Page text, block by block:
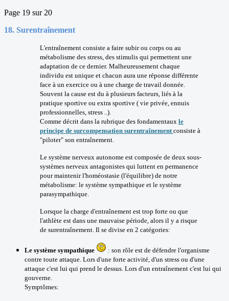
Page 19 sur 20
18. Surentraînement
L'entraînement consiste a faire subir ou corps ou au
métabolisme des stress, des stimulis qui permettent une
adaptation de ce dernier. Malheureusement chaque
individu est unique et chacun aura une réponse différente
face à un exercice ou à une charge de travail donnée.
Souvent la cause est du à plusieurs facteurs, liés à la
pratique sportive ou extra sportive ( vie privée, ennuis
professionnelles, stress ..).
Comme décrit dans la rubrique des fondamentaux le
principe de surcompensation surentraînement consiste à
"piloter" son entraînement.
Le système nerveux autonome est composée de deux sous-
systèmes nerveux antagonistes qui luttent en permanence
pour maintenir l'homéostasie (l'équilibre) de notre
métabolisme: le système sympathique et le système
parasympathique.
Lorsque la charge d'entraînement est trop forte ou que
l'athlète est dans une mauvaise période, alors il y a risque
de surentraînement. Il se divise en 2 catégories:
Le système sympathique
: son rôle est de défendre l'organisme
contre toute attaque. Lors d'une forte activité, d'un stress ou d'une
attaque c'est lui qui prend le dessus. Lors d'un entraînement c'est lui qui
gouverne.
Symptômes: